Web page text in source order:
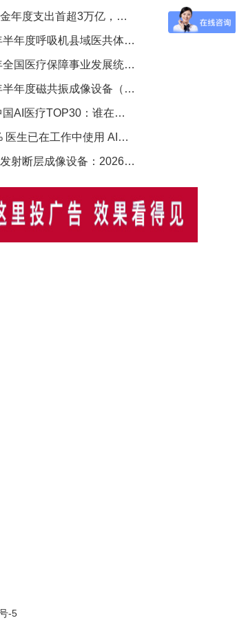
支出首超3万亿，收入增速再次反超支出
医共体最具影响力排行榜：迈瑞、科曼、德尔格排名前三，市场集中度CR3超75%
国医疗保障事业发展统计公报
（MRI）最具影响力排行榜：西门子、联影、GE排名前三，MAGNETOM Vida等型号广受欢迎
疗TOP30：谁在定义下一个十年的智慧医疗
工作中使用 AI，丁香园发布中国医生 AI 调研
设备：2026年上半年共中标54台，联影、GE医疗、锐世医疗排前三
-5